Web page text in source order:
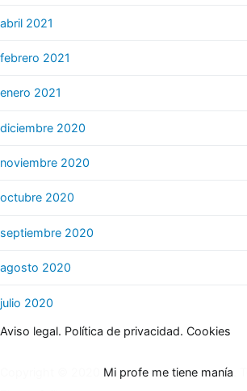
abril 2021
febrero 2021
enero 2021
diciembre 2020
noviembre 2020
octubre 2020
septiembre 2020
agosto 2020
julio 2020
Aviso legal. Política de privacidad. Cookies
Mi profe me tiene manía